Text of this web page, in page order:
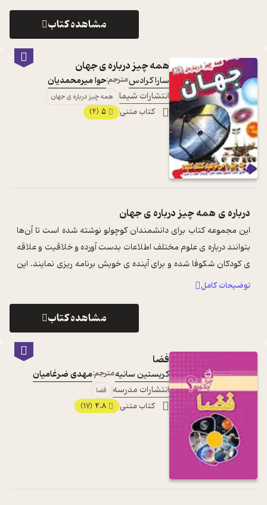
مشاهده کتاب
همه چیز درباره ی جهان
سارا کرادسمترجم:حوا میرمحمدیان
انتشارات شیما
همه چیز درباره ی جهان
کتاب متنی 5
(4)
درباره ی همه چیز درباره ی جهان
این مجموعه کتاب برای دانشمندان کوچولو نوشته شده است تا آن‌ها
بتوانند درباره ی علوم مختلف اطلاعات بدست آورده و خلاقیت و علاقه
ی کودکان شکوفا شده و برای آینده ی خویش برنامه ریزی نمایند. این
کتاب دربردار ... ...توضیحات کامل
مشاهده کتاب
فضا
کریستین سانیهمترجم:مهدی ضرغامیان
انتشارات مدرسه
فضا
کتاب متنی 4.8
(17)